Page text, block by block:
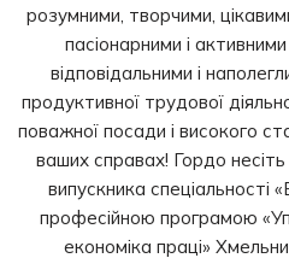
розумними, творчими,
пасіонарними і
відповідальними і
продуктивної трудової
поважної посади і високого
ваших справах! Гордо
випускника спеціальності
професійною програмою
економіка праці»